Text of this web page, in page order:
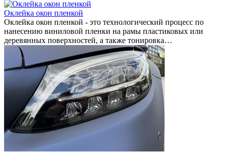
Оклейка окон пленкой
Оклейка окон пленкой - это технологический процесс по
нанесению виниловой пленки на рамы пластиковых или
деревянных поверхностей, а также тонировка…